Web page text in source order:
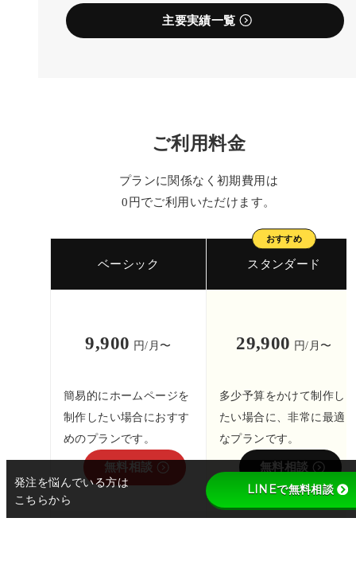
主要実績一覧
ご利用料金
プランに関係なく初期費用は
0円でご利用いただけます。
ベーシック
9,900 円/月〜
簡易的にホームページを
制作したい場合におすす
めのプランです。
無料相談
スタンダード
29,900 円/月〜
多少予算をかけて制作し
たい場合に、非常に最適
なプランです。
無料相談
発注を悩んでいる方は
こちらから
LINEで無料相談